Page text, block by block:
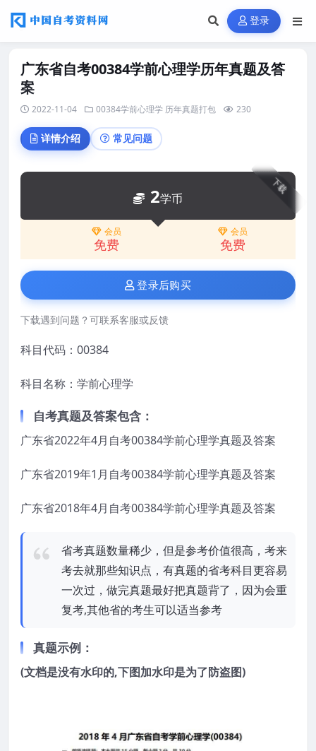
登录
广东省自考00384学前心理学历年真题及答
案
2022-11-04 00384学前心理学 历年真题打包 230
详情介绍 常见问题
下载
2学币
会员
免费
会员
免费
登录后购买
下载遇到问题？可联系客服或反馈
科目代码：00384
科目名称：学前心理学
自考真题及答案包含：
广东省2022年4月自考00384学前心理学真题及答案
广东省2019年1月自考00384学前心理学真题及答案
广东省2018年4月自考00384学前心理学真题及答案
省考真题数量稀少，但是参考价值很高，考来
考去就那些知识点，有真题的省考科目更容易
一次过，做完真题最好把真题背了，因为会重
复考,其他省的考生可以适当参考
真题示例：
(文档是没有水印的,下图加水印是为了防盗图)